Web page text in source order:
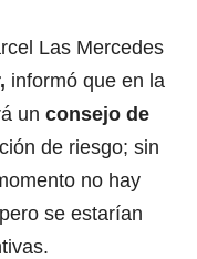
Las Mercedes
informó que en la
un consejo de
de riesgo; sin
no hay
se estarían